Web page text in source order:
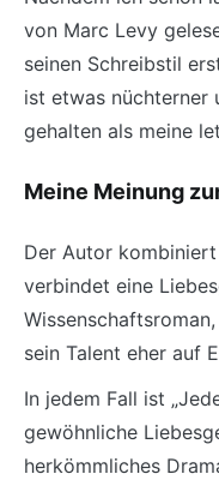
von Marc Levy
seinen Schreibstil
ist etwas nüchterner
gehalten als meine
Meine Meinung
Der Autor
verbindet eine
sein Talent eher auf
In jedem Fall ist
gewöhnliche
herkömmliches